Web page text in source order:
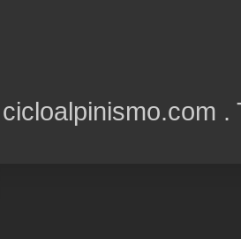
cicloalpinismo.com